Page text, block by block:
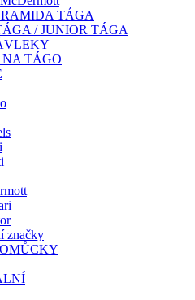
TÁGA
/ JUNIOR TÁGA
TÁGO
značky